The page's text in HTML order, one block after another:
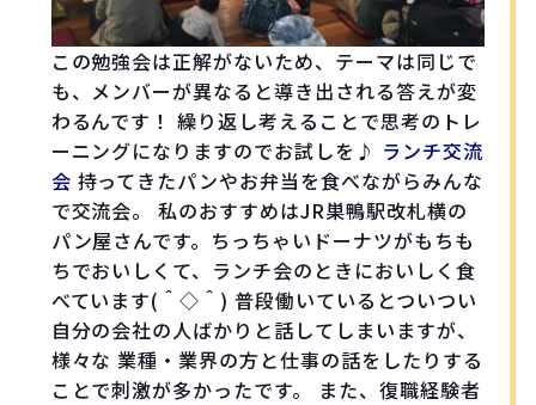
この勉強会は正解がないため、テーマは同じで
も、メンバーが異なると導き出される答えが変
わるんです！ 繰り返し考えることで思考のトレ
ーニングになりますのでお試しを♪ ランチ交流
会 持ってきたパンやお弁当を食べながらみんな
で交流会。 私のおすすめはJR巣鴨駅改札横の
パン屋さんです。ちっちゃいドーナツがもちも
ちでおいしくて、ランチ会のときにおいしく食
べています(＾◇＾) 普段働いているとついつい
自分の会社の人ばかりと話してしまいますが、
様々な 業種・業界の方と仕事の話をしたりする
ことで刺激が多かったです。 また、復職経験者